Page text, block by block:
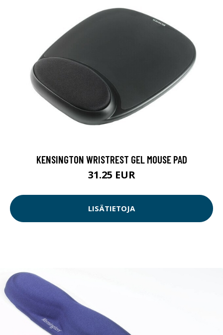
KENSINGTON WRISTREST GEL MOUSE PAD
31.25 EUR
LISÄTIETOJA